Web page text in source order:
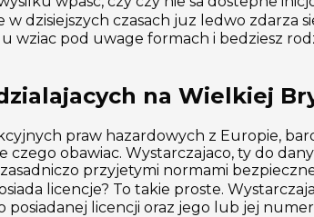
dzisiejszych czasach juz ledwo zdarza
wziac pod uwage formach i bedziesz
na Wielkiej
praw hazardowych z Europie,
obawiac. Wystarczajaco, ty do
przyjetymi normami
licencje? To takie proste.
licencji oraz jego lub jej